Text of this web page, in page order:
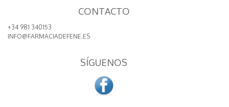
CONTACTO
+34 981 340153
INFO@FARMACIADEFENE.ES
SÍGUENOS